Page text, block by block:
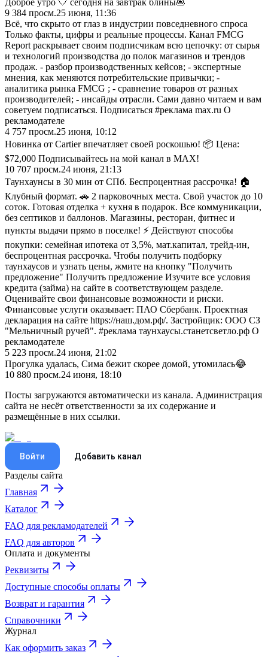
9 384 просм.25 июня, 11:36
Всё, что скрыто от глаз в индустрии повседневного спроса
Только факты, цифры и реальные процессы. Канал FMCG
Report раскрывает своим подписчикам всю цепочку: от сырья
и технологий производства до полок магазинов и трендов
продаж. - разбор производственных кейсов; - экспертные
мнения, как меняются потребительские привычки; -
аналитика рынка FMCG ; - сравнение товаров от разных
производителей; - инсайды отрасли. Сами давно читаем и вам
советуем подписаться. Подписаться #реклама max.ru О
рекламодателе
4 757 просм.25 июня, 10:12
Новинка от Cartier впечатляет своей роскошью! 📦 Цена:
$72,000 Подписывайтесь на мой канал в МАХ!
10 707 просм.24 июня, 21:13
Таунхаунсы в 30 мин от СПб. Беспроцентная рассрочка! 🏠
Клубный формат. 🚗 2 парковочных места. Свой участок до 10
соток. Готовая отделка + кухня в подарок. Все коммуникации,
без септиков и баллонов. Магазины, ресторан, фитнес и
пункты выдачи прямо в поселке! ⚡ Действуют способы
покупки: семейная ипотека от 3,5%, мат.капитал, трейд-ин,
беспроцентная рассрочка. Чтобы получить подборку
таунхаусов и узнать цены, жмите на кнопку "Получить
предложение" Получить предложение Изучите все условия
кредита (займа) на сайте в соответствующем разделе.
Оценивайте свои финансовые возможности и риски.
Финансовые услуги оказывает: ПАО Сбербанк. Проектная
декларация на сайте https://наш.дом.рф/. Застройщик: ООО СЗ
"Мельничный ручей". #реклама таунхаусы.станетсветло.рф О
рекламодателе
5 223 просм.24 июня, 21:02
Прогулка удалась, Сима бежит скорее домой, утомилась😂
10 880 просм.24 июня, 18:10
Посты загружаются автоматически из канала. Администрация
сайта не несёт ответственности за их содержание и
размещённые в них ссылки.
Войти Добавить канал
Разделы сайта
Главная
Каталог
FAQ для рекламодателей
FAQ для авторов
Оплата и документы
Реквизиты
Доступные способы оплаты
Возврат и гарантия
Справочники
Журнал
Как оформить заказ